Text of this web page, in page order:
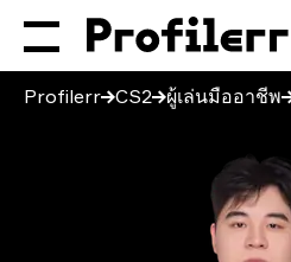
Profilerr CS2 ผู้เล่นมืออาชีพ